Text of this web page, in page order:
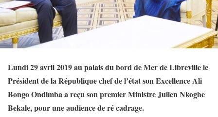
Lundi 29 avril 2019 au palais du bord de Mer de Libreville le
Président de la République chef de l’état son Excellence Ali
Bongo Ondimba a reçu son premier Ministre Julien Nkoghe
Bekale, pour une audience de ré cadrage.